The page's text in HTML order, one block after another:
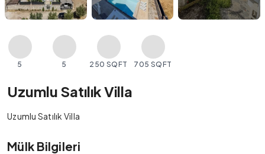
5 5 250 SQFT 705 SQFT
Uzumlu Satılık Villa
Uzumlu Satılık Villa
Mülk Bilgileri